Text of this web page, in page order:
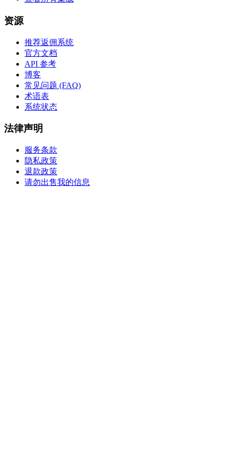
资源
推荐返佣系统
官方文档
API 参考
博客
常见问题 (FAQ)
术语表
系统状态
法律声明
服务条款
隐私政策
退款政策
请勿出售我的信息